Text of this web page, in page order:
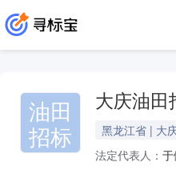
油田
招标
大庆油田
黑龙江省 | 大
法定代表人：